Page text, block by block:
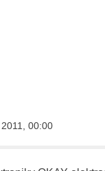
00:00